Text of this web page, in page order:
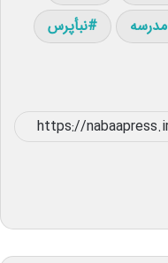
مدرسه نبأپرس